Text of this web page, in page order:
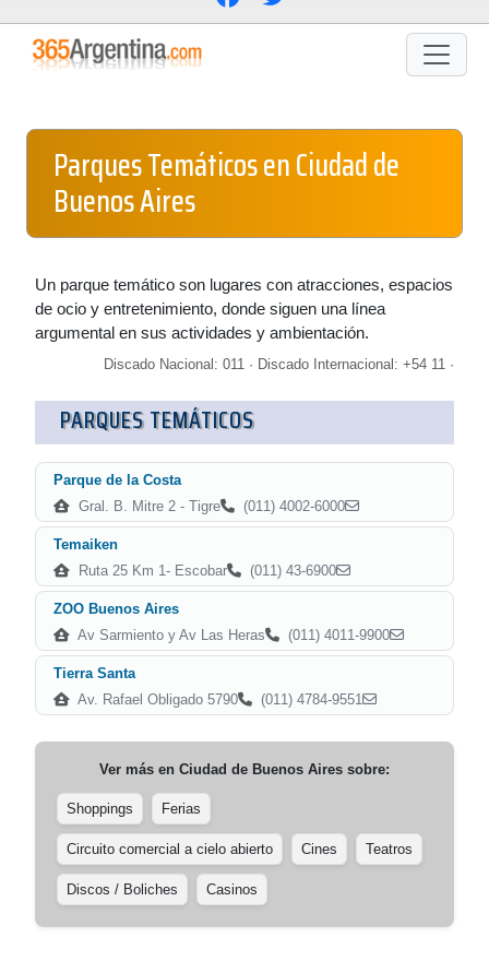
Parques Temáticos en Ciudad de
Buenos Aires
Un parque temático son lugares con atracciones, espacios
de ocio y entretenimiento, donde siguen una línea
argumental en sus actividades y ambientación.
Discado Nacional: 011 · Discado Internacional: +54 11 ·
PARQUES TEMÁTICOS
Parque de la Costa
Gral. B. Mitre 2 - Tigre
(011) 4002-6000
Temaiken
Ruta 25 Km 1- Escobar
(011) 43-6900
ZOO Buenos Aires
Av Sarmiento y Av Las Heras
(011) 4011-9900
Tierra Santa
Av. Rafael Obligado 5790
(011) 4784-9551
Ver más en Ciudad de Buenos Aires sobre:
Shoppings Ferias
Circuito comercial a cielo abierto Cines Teatros
Discos / Boliches Casinos